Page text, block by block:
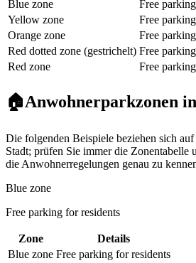
Blue zone
Free
Yellow zone
Free
Orange zone
Free
Red dotted zone (gestrichelt) Free
Red zone
Free
🏠Anwohnerparkzonen
Die folgenden Beispiele beziehen sich
Stadt; prüfen Sie immer die Zonentabelle
die Anwohnerregelungen genau zu
Blue zone
Free parking for residents
Zone
Details
Blue zone Free parking for residents